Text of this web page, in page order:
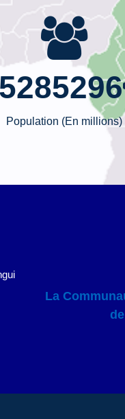
Population (En millions)
La